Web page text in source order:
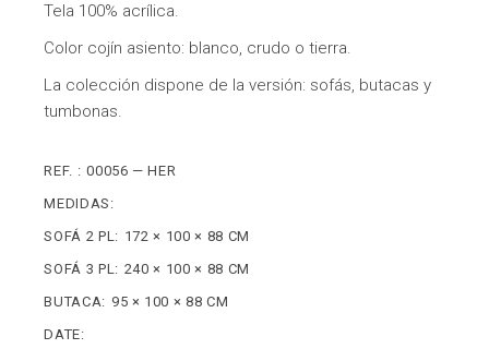
Tela 100% acrílica.
Color cojín asiento: blanco, crudo o tierra.
La colección dispone de la versión: sofás, butacas y
tumbonas.
REF. : 00056 — HER
MEDIDAS:
SOFÁ 2 PL: 172 × 100 × 88 CM
SOFÁ 3 PL: 240 × 100 × 88 CM
BUTACA: 95 × 100 × 88 CM
DATE: